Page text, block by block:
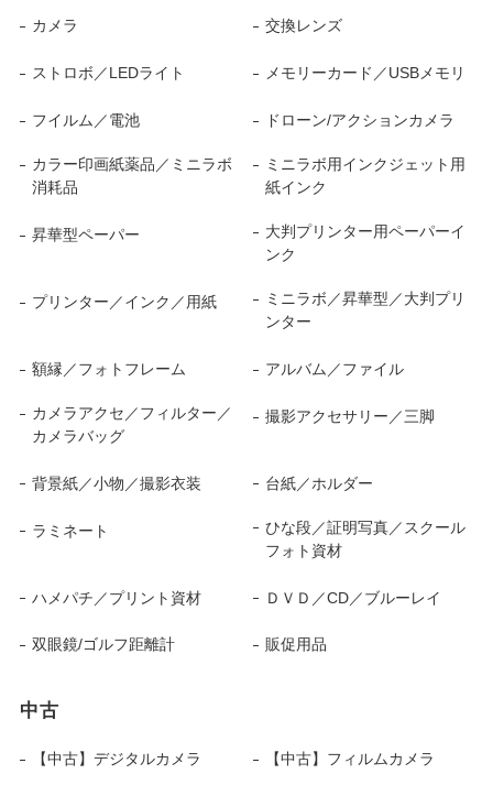
カメラ 交換レンズ
ストロボ／LEDライト メモリーカード／USBメモリ
フイルム／電池 ドローン/アクションカメラ
カラー印画紙薬品／ミニラボ
消耗品
ミニラボ用インクジェット用
紙インク
昇華型ペーパー
大判プリンター用ペーパーイ
ンク
プリンター／インク／用紙
ミニラボ／昇華型／大判プリ
ンター
額縁／フォトフレーム アルバム／ファイル
カメラアクセ／フィルター／
カメラバッグ
撮影アクセサリー／三脚
背景紙／小物／撮影衣装 台紙／ホルダー
ラミネート
ひな段／証明写真／スクール
フォト資材
ハメパチ／プリント資材 ＤＶＤ／CD／ブルーレイ
双眼鏡/ゴルフ距離計 販促用品
中古
【中古】デジタルカメラ 【中古】フィルムカメラ